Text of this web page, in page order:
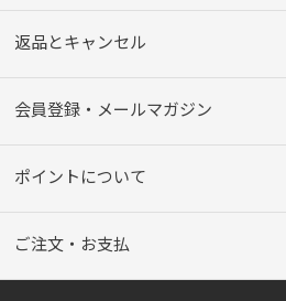
返品とキャンセル
会員登録・メールマガジン
ポイントについて
ご注文・お支払